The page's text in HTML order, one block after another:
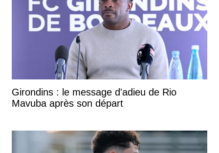
Girondins : le message d'adieu de Rio
Mavuba après son départ